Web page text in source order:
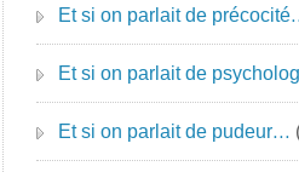
Et si on parlait de
Et si on parlait de
Et si on parlait de pudeur…